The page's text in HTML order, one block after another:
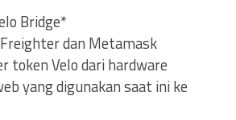
Bridge*
dan Metamask
token Velo dari hardware
yang digunakan saat ini ke